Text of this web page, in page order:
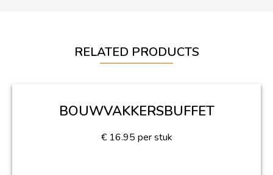
RELATED PRODUCTS
BOUWVAKKERSBUFFET
€ 16.95 per stuk